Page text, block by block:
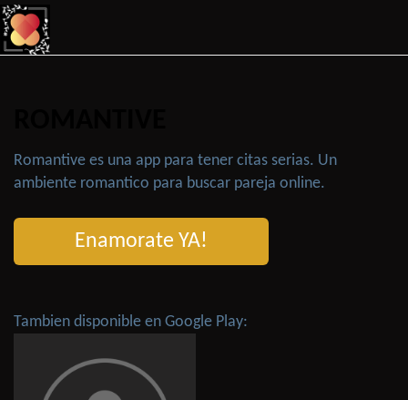
Romantive es una app para tener citas serias. Un
ambiente romantico para buscar pareja online.
Enamorate YA!
Tambien disponible en Google Play: